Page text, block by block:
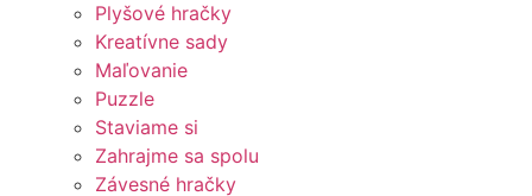
Plyšové hračky
Kreatívne sady
Maľovanie
Puzzle
Staviame si
Zahrajme sa spolu
Závesné hračky